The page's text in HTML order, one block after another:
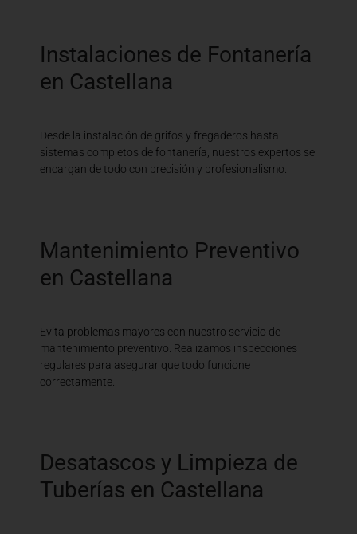
Instalaciones de Fontanería
en Castellana
Desde la instalación de grifos y fregaderos hasta
sistemas completos de fontanería, nuestros expertos se
encargan de todo con precisión y profesionalismo.
Mantenimiento Preventivo
en Castellana
Evita problemas mayores con nuestro servicio de
mantenimiento preventivo. Realizamos inspecciones
regulares para asegurar que todo funcione
correctamente.
Desatascos y Limpieza de
Tuberías en Castellana